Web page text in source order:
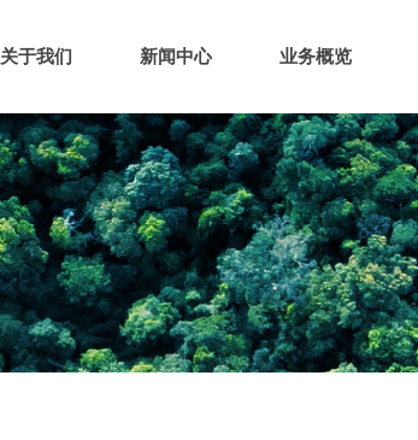
关于我们 新闻中心 业务概览